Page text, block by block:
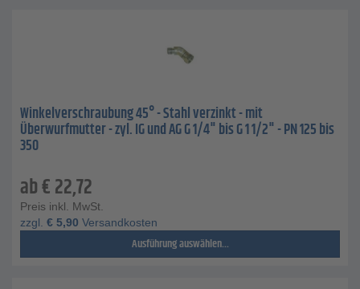
Winkelverschraubung 45° - Stahl verzinkt - mit
Überwurfmutter - zyl. IG und AG G 1/4" bis G 1 1/2" - PN 125 bis
350
ab€22,72
Preis inkl. MwSt.
zzgl. € 5,90 Versandkosten
Ausführung auswählen...